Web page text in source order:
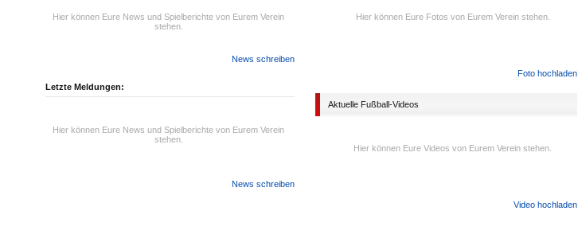
Hier können Eure News und Spielberichte von Eurem Verein
stehen.
News schreiben
Letzte Meldungen:
Hier können Eure News und Spielberichte von Eurem Verein
stehen.
News schreiben
Hier können Eure Fotos von Eurem Verein stehen.
Foto hochladen
Aktuelle Fußball-Videos
Hier können Eure Videos von Eurem Verein stehen.
Video hochladen